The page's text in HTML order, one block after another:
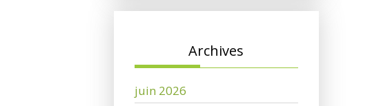
Archives
juin 2026